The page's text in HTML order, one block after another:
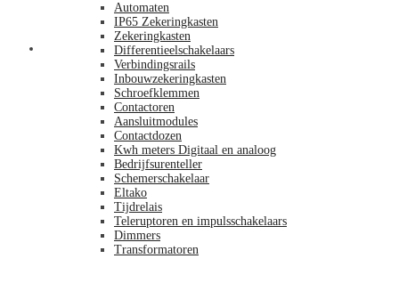
Automaten
IP65 Zekeringkasten
Zekeringkasten
Differentieelschakelaars
Verbindingsrails
Inbouwzekeringkasten
Schroefklemmen
Contactoren
Aansluitmodules
Contactdozen
Kwh meters Digitaal en analoog
Bedrijfsurenteller
Schemerschakelaar
Eltako
Tijdrelais
Teleruptoren en impulsschakelaars
Dimmers
Transformatoren